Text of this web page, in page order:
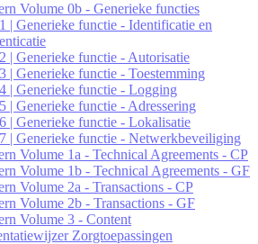
Volume 0b - Generieke functies
| Generieke functie - Identificatie en
| Generieke functie - Autorisatie
| Generieke functie - Toestemming
| Generieke functie - Logging
| Generieke functie - Adressering
| Generieke functie - Lokalisatie
| Generieke functie - Netwerkbeveiliging
Volume 1a - Technical Agreements - CP
Volume 1b - Technical Agreements - GF
Volume 2a - Transactions - CP
Volume 2b - Transactions - GF
Volume 3 - Content
Zorgtoepassingen